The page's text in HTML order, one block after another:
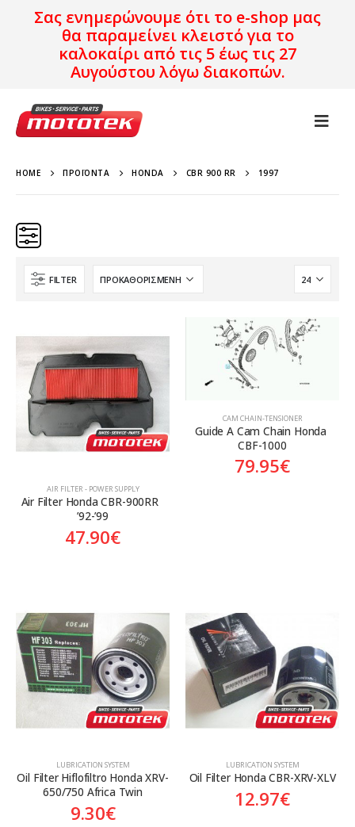
Σας ενημερώνουμε ότι το e-shop μας
θα παραμείνει κλειστό για το
καλοκαίρι από τις 5 έως τις 27
Αυγούστου λόγω διακοπών.
HOME ΠΡΟΪΌΝΤΑ HONDA CBR 900 RR 1997
Κατηγορίες
Προϊόν Προέλευση
Aftermarket Aftermarket
Genuine
Γνήσιο
FILTER
AIR FILTER - POWER SUPPLY
Air Filter Honda CBR-900RR
’92-’99
47.90€
CAM CHAIN-TENSIONER
Guide A Cam Chain Honda
CBF-1000
79.95€
LUBRICATION SYSTEM
Oil Filter Hiflofiltro Honda XRV-
650/750 Africa Twin
9.30€
LUBRICATION SYSTEM
Oil Filter Honda CBR-XRV-XLV
12.97€